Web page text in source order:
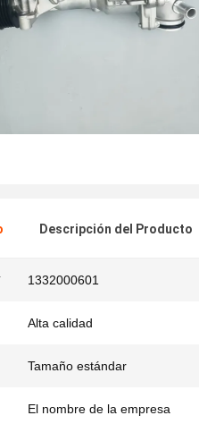
Descripción del Producto
1332000601
Alta calidad
Tamaño estándar
El nombre de la empresa